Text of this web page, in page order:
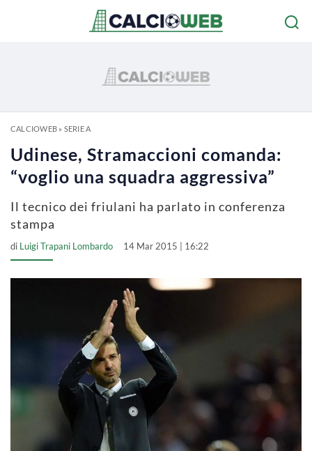
CALCIOWEB» SERIE A
Udinese, Stramaccioni comanda:
“voglio una squadra aggressiva”
Il tecnico dei friulani ha parlato in conferenza
stampa
di Luigi Trapani Lombardo 14 Mar 2015 | 16:22